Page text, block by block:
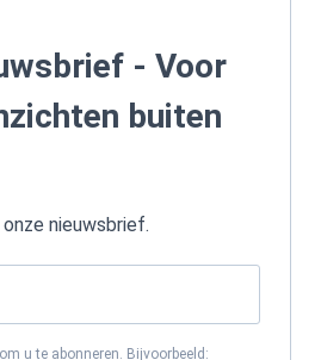
- Voor
buiten
nieuwsbrief.
u te abonneren. Bijvoorbeeld: